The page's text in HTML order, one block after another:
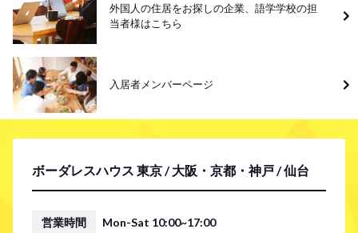
ボーダレスハウス 東京 / 大阪・京都・神戸 / 仙台
営業時間 Mon-Sat 10:00~17:00
外国人の住居をお探しの企業、語学学校の担
当者様はこちら
入居者メンバーページ